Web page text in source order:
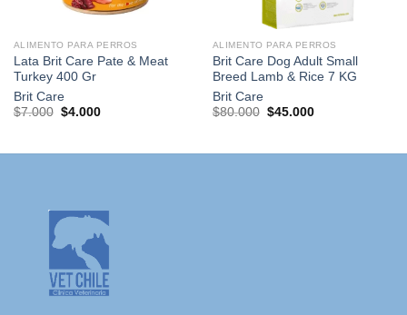
ALIMENTO PARA PERROS
Lata Brit Care Pate & Meat
Turkey 400 Gr
Brit Care
$7.000 El
$4.000El
ALIMENTO PARA PERROS
Brit Care Dog Adult Small
Breed Lamb & Rice 7 KG
Brit Care
$80.000 El
$45.000El